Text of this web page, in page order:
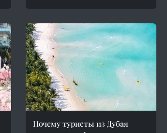
Почему туристы из Дубая